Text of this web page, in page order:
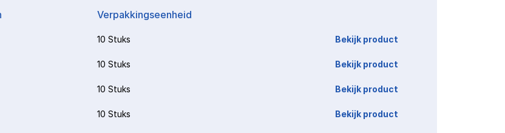
Verpakkingseenheid
10 Stuks Bekijk product
10 Stuks Bekijk product
10 Stuks Bekijk product
10 Stuks Bekijk product